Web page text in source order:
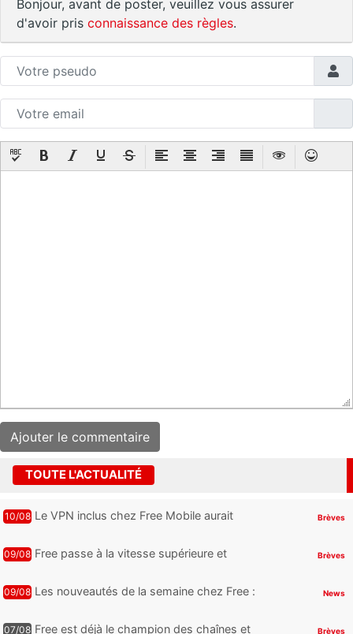
Bonjour, avant de poster, veuillez vous assurer
d'avoir pris connaissance des règles.
TOUTE L'ACTUALITÉ
10/08 Le VPN inclus chez Free Mobile aurait
Brèves
09/08 Free passe à la vitesse supérieure et
Brèves
09/08 Les nouveautés de la semaine chez Free :
News
07/08 Free est déjà le champion des chaînes et
Brèves